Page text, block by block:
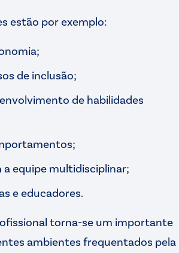
estão por exemplo:
de inclusão;
de habilidades
equipe multidisciplinar;
e educadores.
torna-se um importante
ambientes frequentados pela